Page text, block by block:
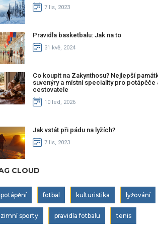
7 lis, 2023
Pravidla basketbalu: Jak na to
31 kvě, 2024
Co koupit na Zakynthosu? Nejlepší
suvenýry a místní speciality pro potápěče
cestovatele
10 led, 2026
Jak vstát při pádu na lyžích?
7 lis, 2023
CLOUD
potápění fotbal kulturistika lyžování
zimní sporty pravidla fotbalu tenis